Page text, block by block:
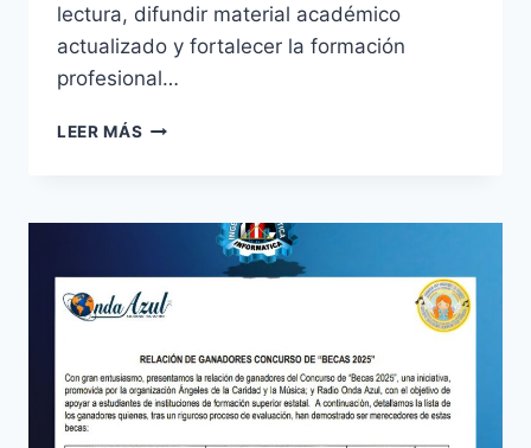
lectura, difundir material académico
actualizado y fortalecer la formación
profesional…
LEER MÁS EXPOSICIÓN